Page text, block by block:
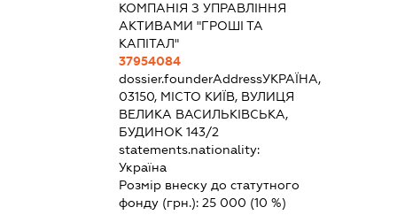
КОМПАНІЯ З УПРАВЛІННЯ
АКТИВАМИ "ГРОШІ ТА
КАПІТАЛ"
37954084
dossier.founderAddressУКРАЇНА,
03150, МІСТО КИЇВ, ВУЛИЦЯ
ВЕЛИКА ВАСИЛЬКІВСЬКА,
БУДИНОК 143/2
statements.nationality:
Україна
Розмір внеску до статутного
фонду (грн.): 25 000 (10 %)